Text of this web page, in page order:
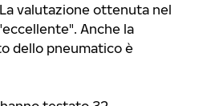
valutazione ottenuta nel
Anche la
dello pneumatico è